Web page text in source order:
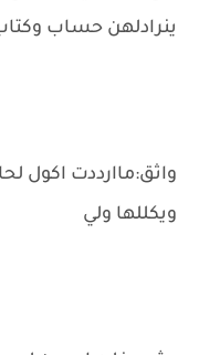
ينرادلهن حساب
واثق:ماارددت اكول
ويكللها ولي